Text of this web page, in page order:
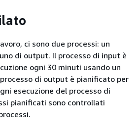
ci sono due processi: un
di output. Il processo di input è
ogni 30 minuti usando un
di output è pianificato per
esecuzione del processo di
pianificati sono controllati